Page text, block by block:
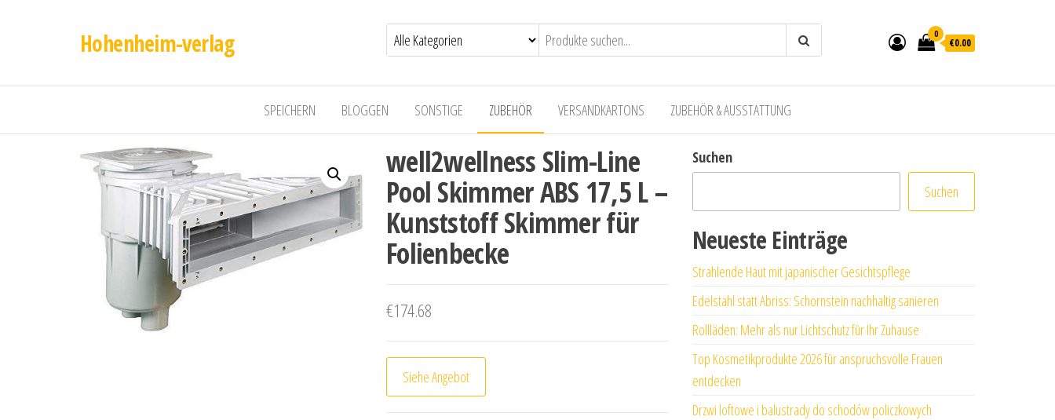
Hohenheim-verlag 0
€0.00
SPEICHERN BLOGGEN SONSTIGE ZUBEHÖR VERSANDKARTONS ZUBEHÖR & AUSSTATTUNG
well2wellness Slim-Line
Pool Skimmer ABS 17,5 L –
Kunststoff Skimmer für
Folienbecke
€174.68
Siehe Angebot
Suchen
Suchen
Neueste Einträge
Strahlende Haut mit japanischer Gesichtspflege
Edelstahl statt Abriss: Schornstein nachhaltig sanieren
Rollläden: Mehr als nur Lichtschutz für Ihr Zuhause
Top Kosmetikprodukte 2026 für anspruchsvolle Frauen
entdecken
Drzwi loftowe i balustrady do schodów policzkowych